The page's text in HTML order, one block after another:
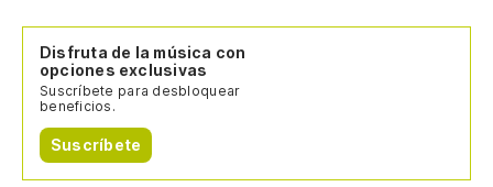
Disfruta de la música con
opciones exclusivas
Suscríbete para desbloquear
beneficios.
Suscríbete